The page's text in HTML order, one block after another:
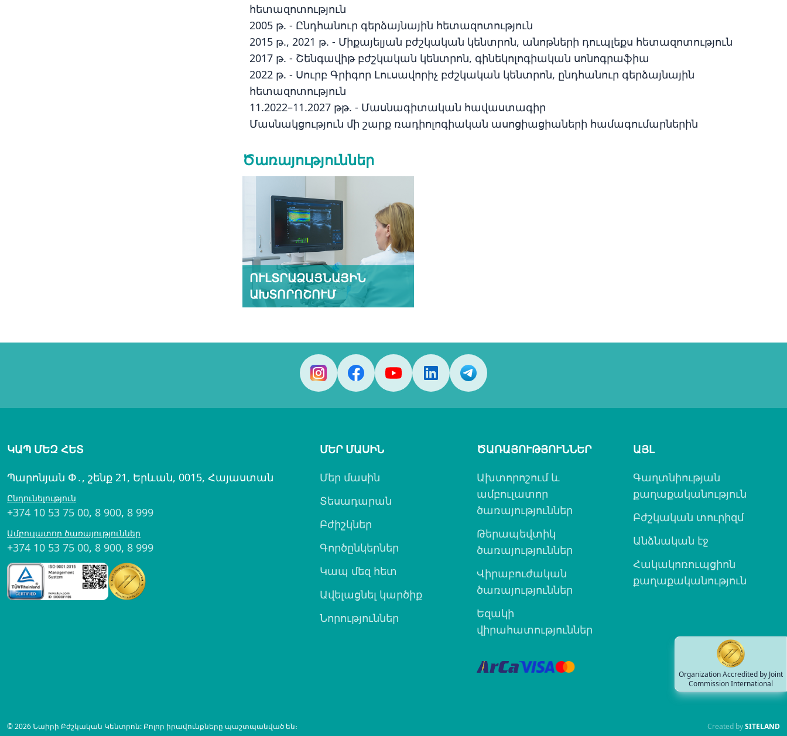
հետազոտություն
2005 թ. - Ընդհանուր գերձայնային հետազոտություն
2015 թ., 2021 թ. - Միքայելյան բժշկական կենտրոն, անոթների դուպլեքս հետազոտություն
2017 թ. - Շենգավիթ բժշկական կենտրոն, գինեկոլոգիական սոնոգրաֆիա
2022 թ. - Սուրբ Գրիգոր Լուսավորիչ բժշկական կենտրոն, ընդհանուր գերձայնային
հետազոտություն
11.2022–11.2027 թթ. - Մասնագիտական հավաստագիր
Մասնակցություն մի շարք ռադիոլոգիական ասոցիացիաների համագումարներին
Ծառայություններ
ՈՒԼՏՐԱՁԱՅՆԱՅԻՆ
ԱԽՏՈՐՈՇՈՒՄ
ԿԱՊ ՄԵԶ ՀԵՏ
Պարոնյան Փ․, շենք 21, Երևան, 0015, Հայաստան
Ընդունելություն
+374 10 53 75 00, 8 900, 8 999
Ամբուլատոր ծառայություններ
+374 10 53 75 00, 8 900, 8 999
ՄԵՐ ՄԱՍԻՆ
Մեր մասին
Տեսադարան
Բժիշկներ
Գործընկերներ
Կապ մեզ հետ
Ավելացնել կարծիք
Նորություններ
ԾԱՌԱՅՈՒԹՅՈՒՆՆԵՐ
Ախտորոշում և
ամբուլատոր
ծառայություններ
Թերապեվտիկ
ծառայություններ
Վիրաբուժական
ծառայություններ
Եզակի
վիրահատություններ
ԱՅԼ
Գաղտնիության
քաղաքականություն
Բժշկական տուրիզմ
Անձնական էջ
Հակակոռուպցիոն
քաղաքականություն
© 2026 Նաիրի Բժշկական Կենտրոն: Բոլոր իրավունքները պաշտպանված են։ Created bySITELAND
Organization Accredited by Joint
Commission International